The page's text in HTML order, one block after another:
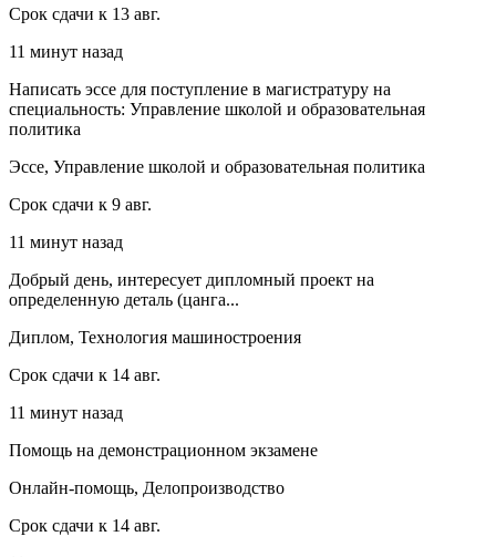
Срок сдачи к 13 авг.
11 минут назад
Написать эссе для поступление в магистратуру на
специальность: Управление школой и образовательная
политика
Эссе, Управление школой и образовательная политика
Срок сдачи к 9 авг.
11 минут назад
Добрый день, интересует дипломный проект на
определенную деталь (цанга...
Диплом, Технология машиностроения
Срок сдачи к 14 авг.
11 минут назад
Помощь на демонстрационном экзамене
Онлайн-помощь, Делопроизводство
Срок сдачи к 14 авг.